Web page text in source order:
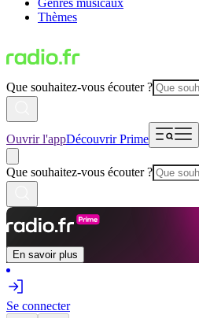
Genres musicaux
Thèmes
Que souhaitez-vous écouter ?
Ouvrir l'appDécouvrir Prime
Que souhaitez-vous écouter ?
En savoir plus
Se connecter